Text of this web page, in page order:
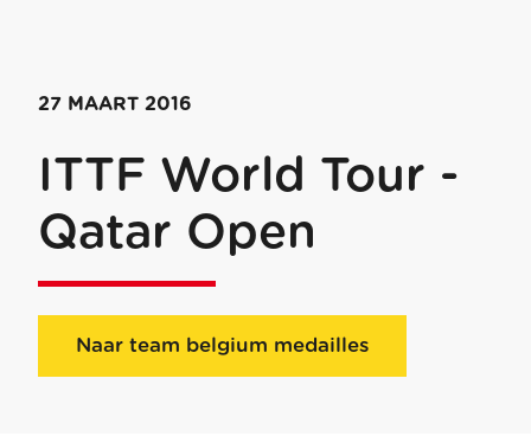
27 MAART 2016
ITTF World Tour -
Qatar Open
Naar team belgium medailles